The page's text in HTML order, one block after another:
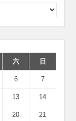
六 日
6 7
13 14
20 21